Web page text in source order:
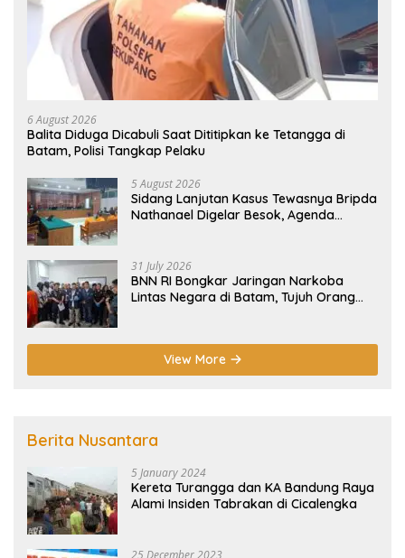
6 August 2026
Balita Diduga Dicabuli Saat Dititipkan ke Tetangga di
Batam, Polisi Tangkap Pelaku
5 August 2026
Sidang Lanjutan Kasus Tewasnya Bripda
Nathanael Digelar Besok, Agenda
31 July 2026
BNN RI Bongkar Jaringan Narkoba
Lintas Negara di Batam, Tujuh Orang
View More
Berita Nusantara
5 January 2024
Kereta Turangga dan KA Bandung Raya
Alami Insiden Tabrakan di Cicalengka
25 December 2023